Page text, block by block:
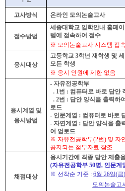
고사방식 온라인 모의논술고사
접수방법
세종대학교 입학안내 홈페
템에 접속하여 접수
※ 모의논술고사 시스템 접
응시대상
고등학교 3학년 재학생 및
모든 학생
※ 응시 인원에 제한 없음
응시계열 및
응시방법
- 자유전공학부
. 1번 : 컴퓨터로 바로 답안
. 2번 : 답안 양식을 출력하
로드
- 인문계열 : 컴퓨터로 바로
- 자연계열 : 답안 양식을 출
여 업로드
※ 자유전공학부(2번) 및 자
공지되는 첨부자료 참조
채점대상
응시기간에 최종 답안 제출
(자유전공학부 50명, 인문계
※ 선착순 기준 : 6월 26일(금
모의논술고